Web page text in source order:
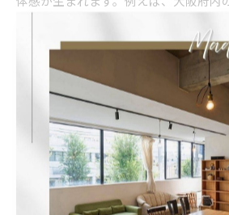
用することで、空間全体の統一感と機
別注家具は持ち運びや設置の自由度が
その場に固定して使うケースが多く、
る存在です。
大阪の造作什器メーカー選びの基準
大阪で造作什器を依頼する際は、メー
の成否を大きく左右します。第一に重